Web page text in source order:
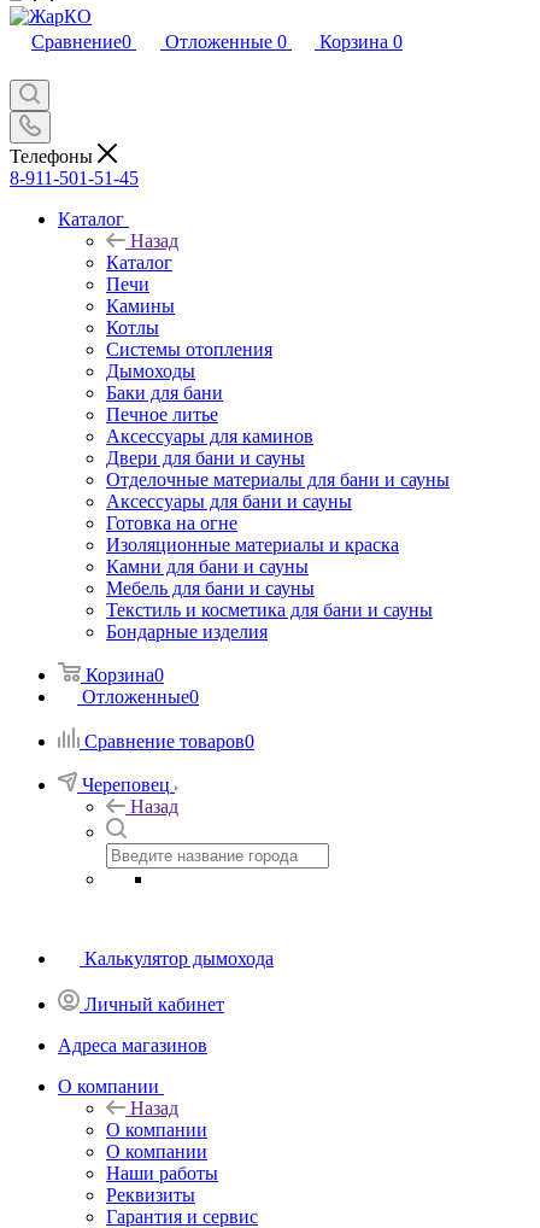
Сравнение0 Отложенные 0 Корзина 0
Телефоны
8-911-501-51-45
Каталог
Назад
Каталог
Печи
Камины
Котлы
Системы отопления
Дымоходы
Баки для бани
Печное литье
Аксессуары для каминов
Двери для бани и сауны
Отделочные материалы для бани и сауны
Аксессуары для бани и сауны
Готовка на огне
Изоляционные материалы и краска
Камни для бани и сауны
Мебель для бани и сауны
Текстиль и косметика для бани и сауны
Бондарные изделия
Корзина0
Отложенные0
Сравнение товаров0
Череповец
Назад
Калькулятор дымохода
Личный кабинет
Адреса магазинов
O компании
Назад
O компании
О компании
Наши работы
Реквизиты
Гарантия и сервис